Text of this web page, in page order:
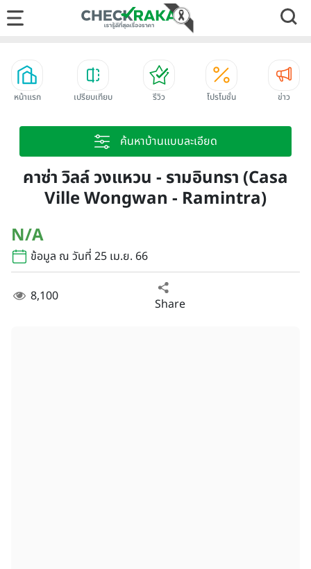
หน้าแรก เปรียบเทียบ รีวิว โปรโมชั่น ข่าว
ค้นหาบ้านแบบละเอียด
คาซ่า วิลล์ วงแหวน - รามอินทรา (Casa
Ville Wongwan - Ramintra)
N/A
ข้อมูล ณ วันที่ 25 เม.ย. 66
8,100 Share